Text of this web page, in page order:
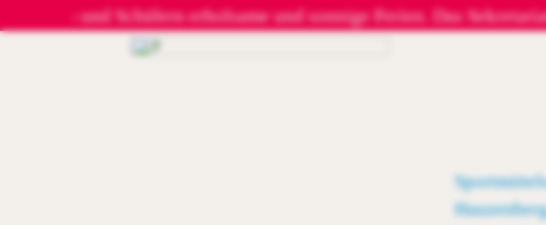
und Schülern erholsame und sonnige Ferien. Das